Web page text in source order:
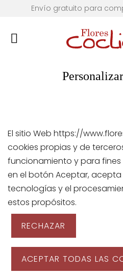
Envío gratuito para
El sitio Web https://
cookies propias y de
funcionamiento y para fines
en el botón Aceptar, acepta
tecnologías y el
estos propósitos.
RECHAZAR
ACEPTAR TODAS LAS